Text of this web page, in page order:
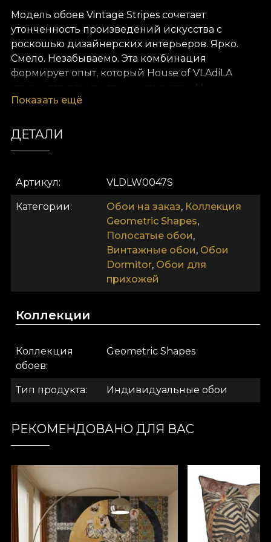
Модель обоев Vintage Stripes сочетает
утонченность произведений искусства с
роскошью дизайнерских интерьеров. Ярко.
Смело. Незабываемо. Эта комбинация
формирует опыт, который House of VLAdiLA
стремится дарить своим клиентам. Мы
переопределяем комфорт как естественное
обоев, созданных вручную преданными своему
выполнена на основе Vlies. Это нетканый
материал, исключительной прочности и
долговечности. Мы предлагаем три фактуры,
чтобы вы могли выбрать ощущение, которое
привнесёте в дом. Фактура Smooth — матовая,
гладкая и приятная на ощупь. Фактура Canvas
придаёт текстуре эффект увеличенной
картины. Наконец, фактура Linen —
стены текстурой, напоминающей плотный лён.
.
Коллекция Geometric Shapes
Ясность. Строгость. Точность. Единство.
Динамика. Совершенство.
Показать ещё
ДЕТАЛИ
Артикул VLDLW0047S
Категории Обои на заказ, Коллекция
Geometric Shapes,
Полосатые обои,
Винтажные обои, Обои
Dormitor, Обои для
прихожей
Коллекции
Коллекция
обоев
Geometric Shapes
Тип продукта Индивидуальные обои
РЕКОМЕНДОВАНО ДЛЯ ВАС